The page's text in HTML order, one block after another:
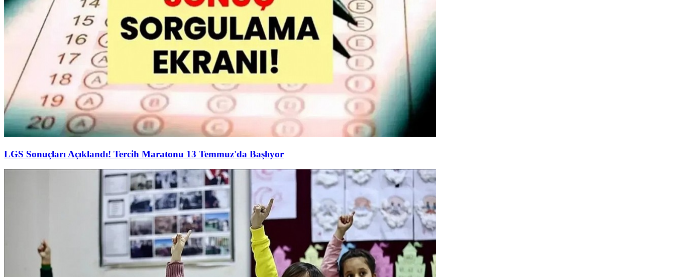
LGS Sonuçları Açıklandı! Tercih Maratonu 13 Temmuz'da Başlıyor